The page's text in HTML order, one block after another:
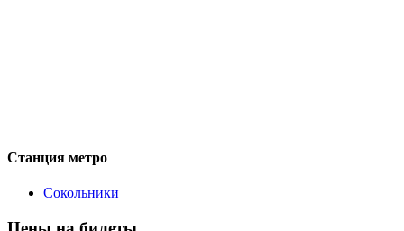
Станция метро
Сокольники